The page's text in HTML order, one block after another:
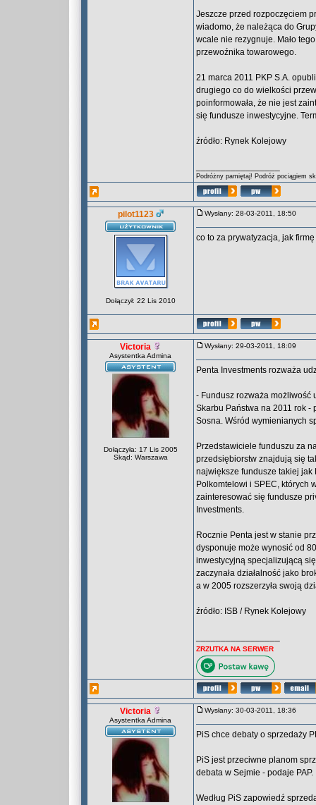
Jeszcze przed rozpoczęciem
wiadomo, że należąca do
wcale nie rezygnuje. Mało
przewoźnika towarowego.
21 marca 2011 PKP S.A.
drugiego co do wielkości
poinformowała, że nie jest
się fundusze inwestycyjne.
źródło: Rynek Kolejowy
Podróżny pamiętaj! Podróż pociągiem
pilot1123
Dołączył: 22 Lis 2010
Wysłany: 28-03-2011, 18:50
co to za prywatyzacja, jak
Victoria
Asystentka Admina
Dołączyła: 17 Lis 2005
Skąd: Warszawa
Wysłany: 29-03-2011, 18:09
Penta Investments rozważa
- Fundusz rozważa możliwość
Skarbu Państwa na 2011 rok -
Sosna. Wśród wymienianych
Przedstawiciele funduszu za
przedsiębiorstw znajdują się
największe fundusze takiej jak
Polkomtelowi i SPEC, których
zainteresować się fundusze
Investments.
Rocznie Penta jest w stanie
dysponuje może wynosić od
inwestycyjną specjalizującą
zaczynała działalność jako
a w 2005 rozszerzyła swoją
źródło: ISB / Rynek Kolejowy
ZRZUTKA NA SERWER
Victoria
Asystentka Admina
Wysłany: 30-03-2011, 18:36
PiS chce debaty o sprzedaży
PiS jest przeciwne planom
debata w Sejmie - podaje PAP.
Według PiS zapowiedź